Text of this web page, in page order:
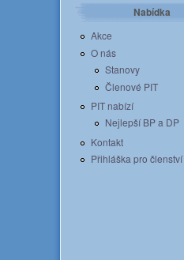
Nabídka
Akce
O nás
Stanovy
Členové PIT
PIT nabízí
Nejlepší BP a DP
Kontakt
Přihláška pro členství